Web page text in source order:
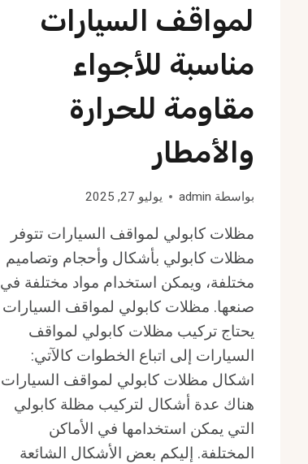
لمواقف السيارات
مناسبة للأجواء
مقاومة للحرارة
والأمطار
بواسطة admin يوليو 27, 2025
مظلات كابولي لمواقف السيارات تتوفر
مظلات كابولي بأشكال وأحجام وتصاميم
مختلفة، ويمكن استخدام مواد مختلفة في
صنعها. مظلات كابولي لمواقف السيارات
يحتاج تركيب مظلات كابولي لمواقف
السيارات إلى اتباع الخطوات كالآتي:
اشكال مظلات كابولي لمواقف السيارات
هناك عدة أشكال لتركيب مظلة كابولي
التي يمكن استخدامها في الأماكن
المختلفة. إليكم بعض الأشكال الشائعة